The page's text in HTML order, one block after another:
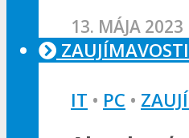
13. MÁJA 2023
ZAUJÍMAVOSTI
IT • PC •